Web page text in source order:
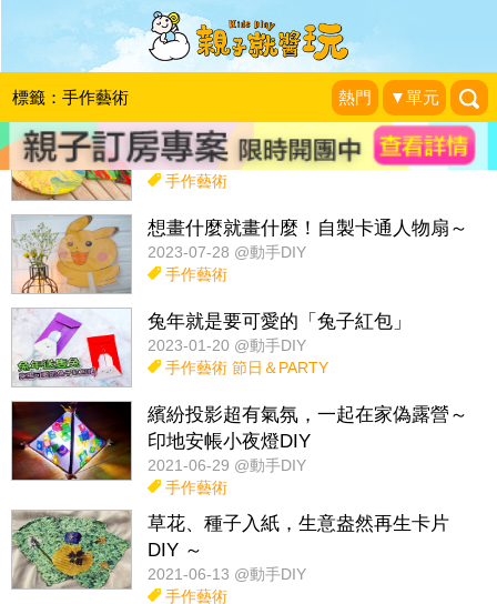
標籤：手作藝術 熱門 ▼單元
話題： 玩具diy 收納妙方diy 玩科學
在家也能玩！流體顏料畫，誕生～
2023-07-28 @動手DIY
手作藝術
想畫什麼就畫什麼！自製卡通人物扇～
2023-07-28 @動手DIY
手作藝術
兔年就是要可愛的「兔子紅包」
2023-01-20 @動手DIY
手作藝術 節日＆PARTY
繽紛投影超有氣氛，一起在家偽露營～
印地安帳小夜燈DIY
2021-06-29 @動手DIY
手作藝術
草花、種子入紙，生意盎然再生卡片
DIY ～
2021-06-13 @動手DIY
手作藝術